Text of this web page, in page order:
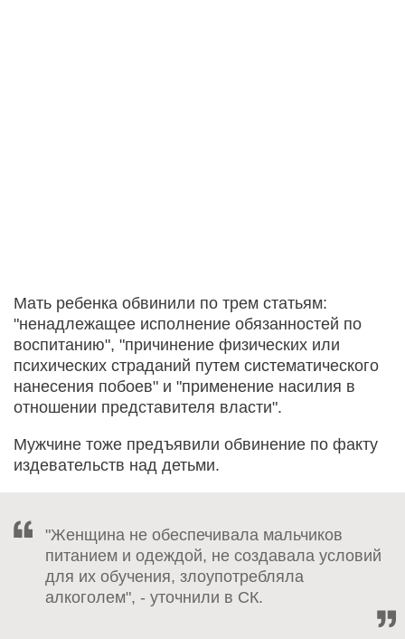
Мать ребенка обвинили по трем статьям:
"ненадлежащее исполнение обязанностей по
воспитанию", "причинение физических или
психических страданий путем систематического
нанесения побоев" и "применение насилия в
отношении представителя власти".
Мужчине тоже предъявили обвинение по факту
издевательств над детьми.
"Женщина не обеспечивала мальчиков
питанием и одеждой, не создавала условий
для их обучения, злоупотребляла
алкоголем", - уточнили в СК.